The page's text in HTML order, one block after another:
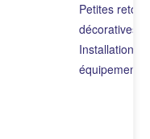
Petites
décoratives
Installation
équipements